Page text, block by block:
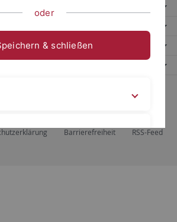
Tübingen, Tübingen
Barrierefreiheit RSS-Feed
oder
& schließen